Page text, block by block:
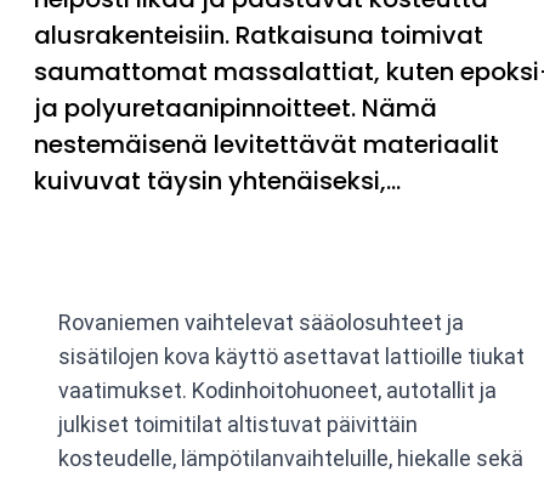
alusrakenteisiin. Ratkaisuna toimivat
saumattomat massalattiat, kuten
ja polyuretaanipinnoitteet. Nämä
nestemäisenä levitettävät materiaalit
kuivuvat täysin yhtenäiseksi,…
Rovaniemen vaihtelevat sääolosuhteet ja
sisätilojen kova käyttö asettavat lattioille tiukat
vaatimukset. Kodinhoitohuoneet, autotallit ja
julkiset toimitilat altistuvat päivittäin
kosteudelle, lämpötilanvaihteluille, hiekalle sekä